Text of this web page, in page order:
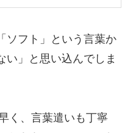
ソフト」という言葉か
い」と思い込んでしま
く、言葉遣いも丁寧